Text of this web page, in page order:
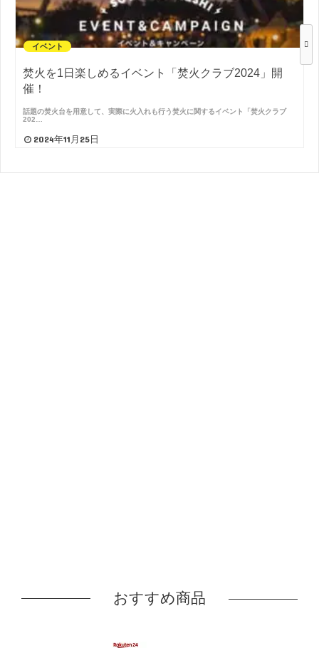
イベント
焚火を1日楽しめるイベント「焚火クラブ2024」開
催！
話題の焚火台を用意して、実際に火入れも行う焚火に関するイベント「焚火クラブ
202…
2024年11月25日
おすすめ商品